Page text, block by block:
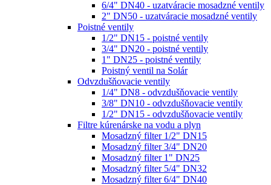
6/4" DN40 - uzatváracie mosadzné ventily
2" DN50 - uzatváracie mosadzné ventily
Poistné ventily
1/2" DN15 - poistné ventily
3/4" DN20 - poistné ventily
1" DN25 - poistné ventily
Poistný ventil na Solár
Odvzdušňovacie ventily
1/4" DN8 - odvzdušňovacie ventily
3/8" DN10 - odvzdušňovacie ventily
1/2" DN15 - odvzdušňovacie ventily
Filtre kúrenárske na vodu a plyn
Mosadzný filter 1/2" DN15
Mosadzný filter 3/4" DN20
Mosadzný filter 1" DN25
Mosadzný filter 5/4" DN32
Mosadzný filter 6/4" DN40